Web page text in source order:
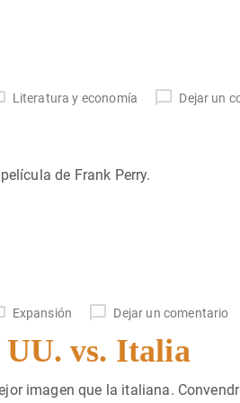
Literatura y economía Dejar un
de Frank Perry.
Expansión Dejar un comentario
vs. Italia
imagen que la italiana.